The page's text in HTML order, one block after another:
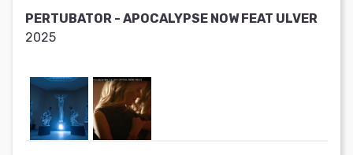
PERTUBATOR - APOCALYPSE NOW FEAT ULVER
2025